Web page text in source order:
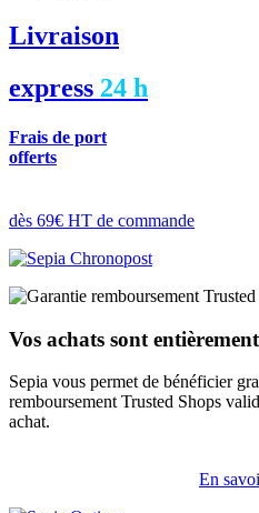
Livraison
express 24 h
Frais de port
offerts
dès 69€ HT de commande
Vos achats sont
Sepia vous permet de bénéficier
remboursement Trusted Shops
achat.
En